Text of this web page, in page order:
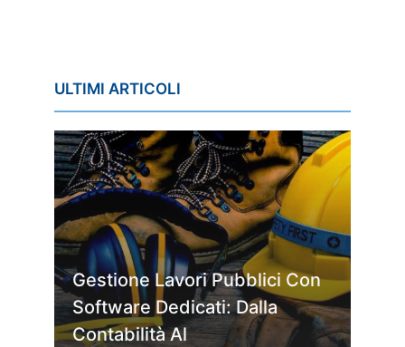
ULTIMI ARTICOLI
Gestione Lavori Pubblici Con
Software Dedicati: Dalla
Contabilità Al